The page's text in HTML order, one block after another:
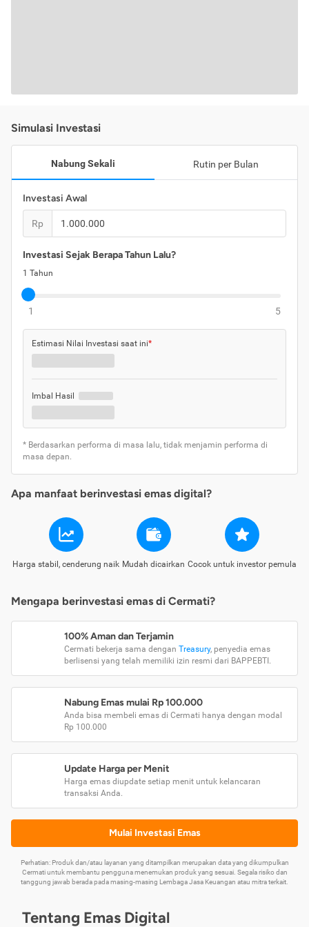
Simulasi Investasi
Nabung Sekali Rutin per Bulan
Investasi Awal
Rp
Investasi Sejak Berapa Tahun Lalu?
1 Tahun
1 5
Estimasi Nilai Investasi saat ini*
Imbal Hasil
* Berdasarkan performa di masa lalu, tidak menjamin performa di
masa depan.
Apa manfaat berinvestasi emas digital?
Harga stabil, cenderung naik Mudah dicairkan Cocok untuk investor pemula
Mengapa berinvestasi emas di Cermati?
100% Aman dan Terjamin
Cermati bekerja sama dengan Treasury, penyedia emas
berlisensi yang telah memiliki izin resmi dari BAPPEBTI.
Nabung Emas mulai Rp 100.000
Anda bisa membeli emas di Cermati hanya dengan modal
Rp 100.000
Update Harga per Menit
Harga emas diupdate setiap menit untuk kelancaran
transaksi Anda.
Mulai Investasi Emas
Perhatian: Produk dan/atau layanan yang ditampilkan merupakan data yang dikumpulkan
Cermati untuk membantu pengguna menemukan produk yang sesuai. Segala risiko dan
tanggung jawab berada pada masing-masing Lembaga Jasa Keuangan atau mitra terkait.
Tentang Emas Digital